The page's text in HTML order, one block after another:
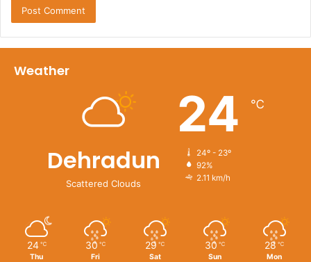
Weather
Dehradun
Scattered Clouds
24 ℃
24º - 23º
92%
2.11 km/h
24 ℃
Thu
30 ℃
Fri
29 ℃
Sat
30 ℃
Sun
28 ℃
Mon